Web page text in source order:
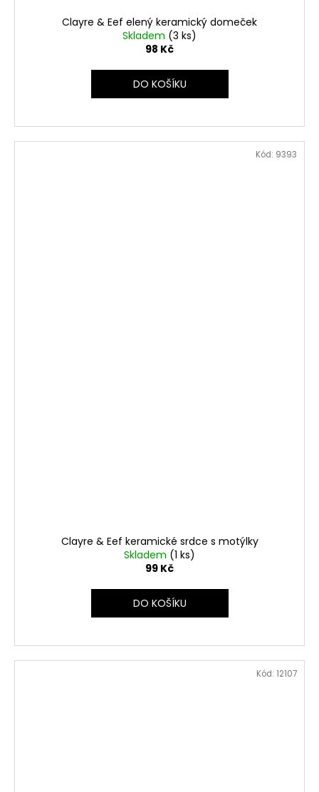
Clayre & Eef elený keramický domeček
Skladem (3 ks)
98 Kč
DO KOŠÍKU
Clayre & Eef keramické srdce s motýlky
Skladem (1 ks)
99 Kč
DO KOŠÍKU
Kód: 9393
Kód: 12107